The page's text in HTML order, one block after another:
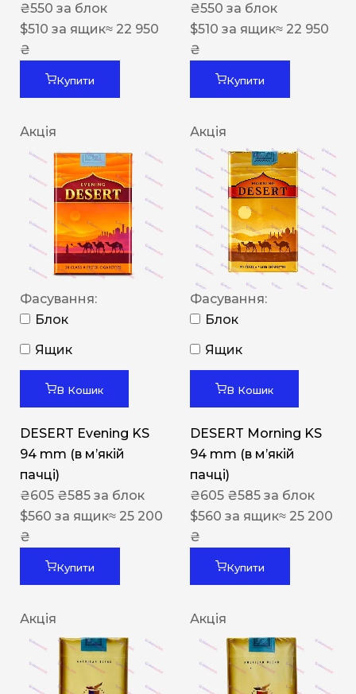
₴550 за блок
$510 за ящик≈ 22 950
₴
Купити
₴550 за блок
$510 за ящик≈ 22 950
₴
Купити
Акція
Фасування:
Блок
Ящик
В Кошик
DESERT Evening KS
94 mm (в мʼякій
пачці)
₴605 ₴585 за блок
$560 за ящик≈ 25 200
₴
Купити
Акція
Фасування:
Блок
Ящик
В Кошик
DESERT Morning KS
94 mm (в мʼякій
пачці)
₴605 ₴585 за блок
$560 за ящик≈ 25 200
₴
Купити
Акція Акція